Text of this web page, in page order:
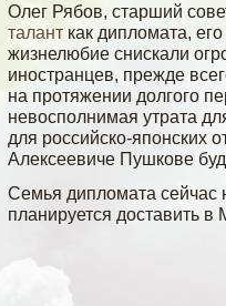
Олег Рябов, старший
талант как дипломата,
жизнелюбие снискали
иностранцев, прежде
на протяжении долгого
невосполнимая утрата
для российско-японских
Алексеевиче Пушкове
Семья диплοмата сейчас
планируется доставить